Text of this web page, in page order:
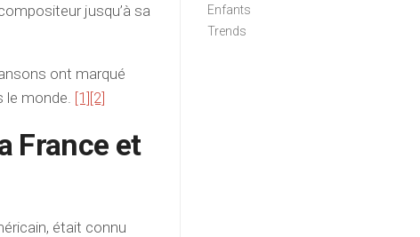
jusqu’à sa
ont marqué
le monde. [1] [2]
France et
était connu
Enfants
Trends